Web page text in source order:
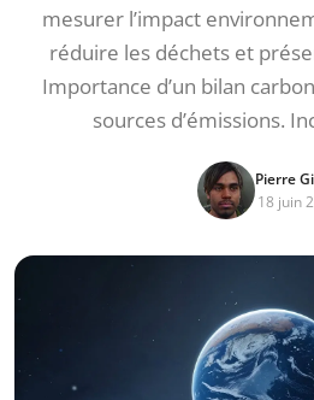
mesurer l’impact
réduire les déchets et
Importance d’un bilan
sources d’émissions.
Pierre
18 juin